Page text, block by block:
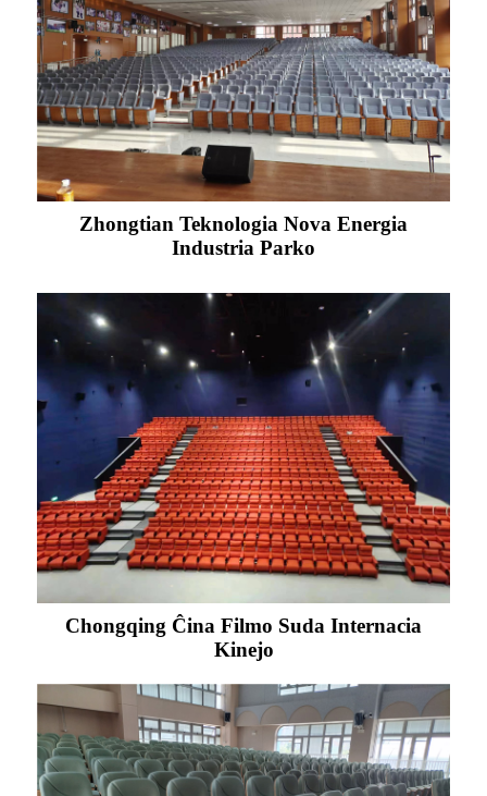
Zhongtian Teknologia Nova Energia
Industria Parko
Chongqing Ĉina Filmo Suda Internacia
Kinejo